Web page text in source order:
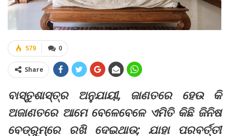
0
579
Share
ବାସ୍ତୁଶାସ୍ତ୍ର ଅନୁଯାୟୀ, ଜାଣତରେ ହେଉ କି
ଅଜାଣତରେ ଆମେ ବେଳେବେଳେ ଏମିତି କିଛି ଜିନିଷ
ବେଡ୍‌ରୁମ୍‌ରେ ରଖି ଦେଇଥାଉ; ଯାହା ପରବର୍ତ୍ତୀ